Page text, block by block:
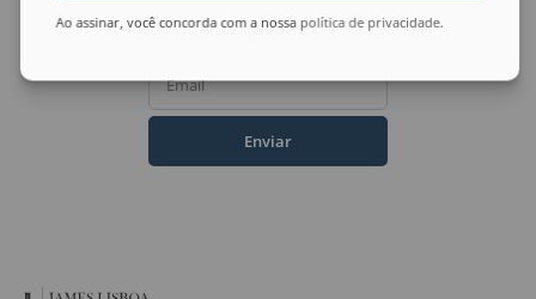
Ao assinar, você concorda com a nossa política de privacidade.
Nome Completo
Email
Enviar